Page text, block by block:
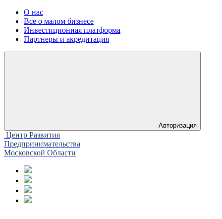
О нас
Все о малом бизнесе
Инвестиционная платформа
Партнеры и акредитация
Авторизация
Центр Развития
Предпринимательства
Московской Области